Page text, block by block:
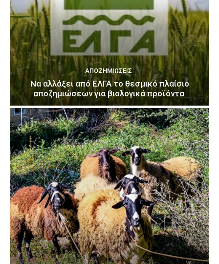
ΑΠΟΖΗΜΙΏΣΕΙΣ
Να αλλάξει από ΕΛΓΑ το θεσμικό πλαίσιο
αποζημιώσεων για βιολογικά προϊόντα